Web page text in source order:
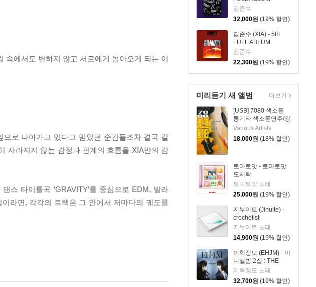
[GRAVITY][Solar Ver.]
(Limited Edition)
김준수
32,000원 (19% 할인)
김준수 (XIA) - 5th
FULL ABLUM
[GRAVITY][Orbit Ver.]
김준수
22,300원 (19% 할인)
미리듣기 새 앨범
[USB] 7080 색소폰
통기타 색소폰연주/강
승용
Various Artists
18,000원 (18% 할인)
토마토맛 - 토마토맛
도시락
토마토맛 노래
25,000원 (19% 할인)
지누이트 (Jinuite) -
crochetist
지누이트 노래
14,900원 (19% 할인)
이혁정모 (EHJM) - 미
니앨범 2집 : THE
MEN
이혁정모 노래
32,700원 (19% 할인)
더보기
속에서도 변하지 않고 서로에게 돌아오게 되는 이
으로 나아가고 있다고 믿었던 순간들조차 결국 같
사라지지 않는 감정과 관계의 흐름을 XIA만의 감
스 타이틀곡 ‘GRAVITY’를 중심으로 EDM, 발라
라면, 각각의 트랙은 그 안에서 저마다의 궤도를